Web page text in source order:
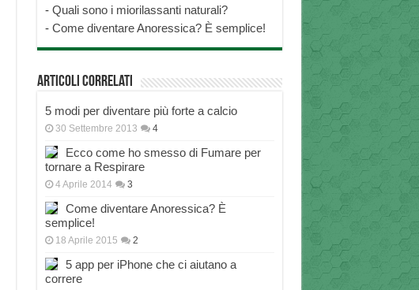
- Quali sono i miorilassanti naturali?
- Come diventare Anoressica? È semplice!
Articoli correlati
5 modi per diventare più forte a calcio
30 Settembre 2013 4
Ecco come ho smesso di Fumare per
tornare a Respirare
4 Aprile 2014 3
Come diventare Anoressica? È
semplice!
18 Aprile 2015 2
5 app per iPhone che ci aiutano a
correre